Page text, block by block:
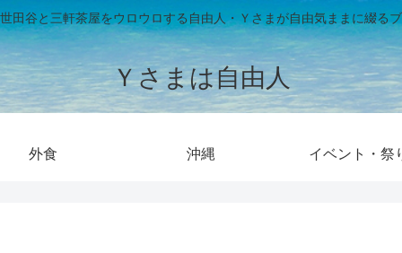
田谷と三軒茶屋をウロウロする自由人・Ｙさまが自由気ままに綴るブ
Ｙさまは自由人
外食 沖縄 イベント・祭